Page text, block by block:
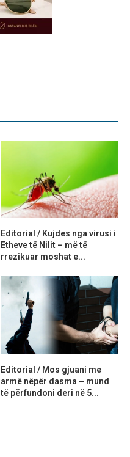
Editorial / Kujdes nga virusi i
Etheve të Nilit – më të
rrezikuar moshat e...
Editorial / Mos gjuani me
armë nëpër dasma – mund
të përfundoni deri në 5...